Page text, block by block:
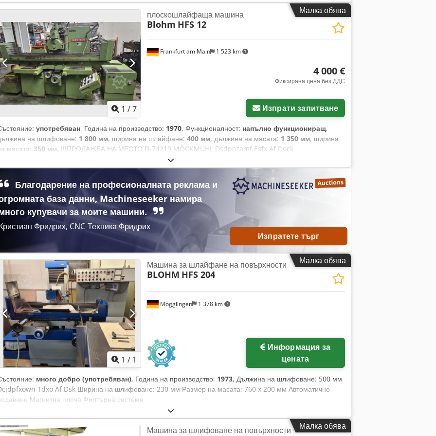
Малка обява
1 /7
Frankfurt am Main 1 523 km
плоскошлайфаща машина
Blohm HFS 12
4 000 €
Фиксирана цена без ДДС
Изпрати запитване
употребяван, Година на производство: 1970, Функционалност: напълно функциониращ,
на шлифоване: 1 800 мм, ширина на шлайфане: 400 мм, дължина на масата: 1 350 мм, ширина
масата: 350 мм, !!!ПРОДАЖБА НА МЕСТО D-74219 MÖCKMÜHL Dsdpozamf Esfx Af Dock
Плоскошлифовъчна машина BLOHM HFS 12 Година на производство: 1970 Дължина на шлифоване: 1800
Ширина на шлифоване: 400 мм Размер на магнитния държач: 1.350x350 мм Оборудване: Система за
течност (KSS-ANLAGE) Различни шлифовъчни дискове Машината е в работен режим и може да
разгледана под захранване по всяко време.
Благодарение на професионалната реклама и
база данни, Machineseeker намира
купувачи за моите машини.
Фридрих, CNC-Техника Фридрих
Изпратете търг
Малка обява
Заявете още снимки
1 / 1
Mögglingen 1 378 km
Машина за шлайфане на повърхности
BLOHM HFS 204
цената
много добро (употребяван), Година на производство: 1973, Дължина на шлифоване: 500 мм
Tdxo Af Dsk Ширина на шлифоване: 230 мм Размер на масата: 760 x 200 мм Автоматично
Магнитна плоча Филтърна система
Малка обява
Машина за шлифоване на повърхности -